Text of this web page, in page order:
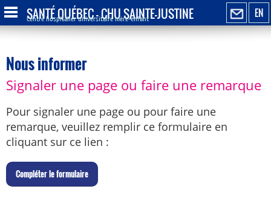
EN
SANTÉ QUÉBEC - CHU SAINTE-JUSTINE
Centre hospitalier universitaire mère-enfant
Nous informer
Signaler une page ou faire une remarque
Pour signaler une page ou pour faire une
remarque, veuillez remplir ce formulaire en
cliquant sur ce lien :
Compléter le formulaire